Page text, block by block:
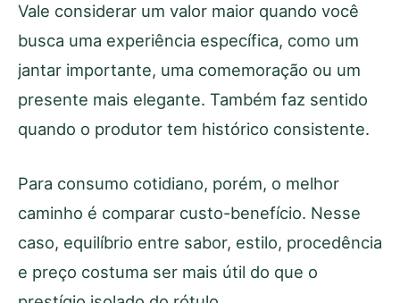
Vale considerar um valor maior quando você
busca uma experiência específica, como um
jantar importante, uma comemoração ou um
presente mais elegante. Também faz sentido
quando o produtor tem histórico consistente.
Para consumo cotidiano, porém, o melhor
caminho é comparar custo-benefício. Nesse
caso, equilíbrio entre sabor, estilo, procedência
e preço costuma ser mais útil do que o